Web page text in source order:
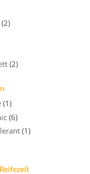
(2)
(2)
(1)
(6)
(1)